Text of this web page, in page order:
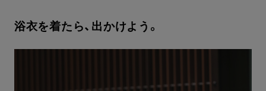
浴衣を着たら、出かけよう。